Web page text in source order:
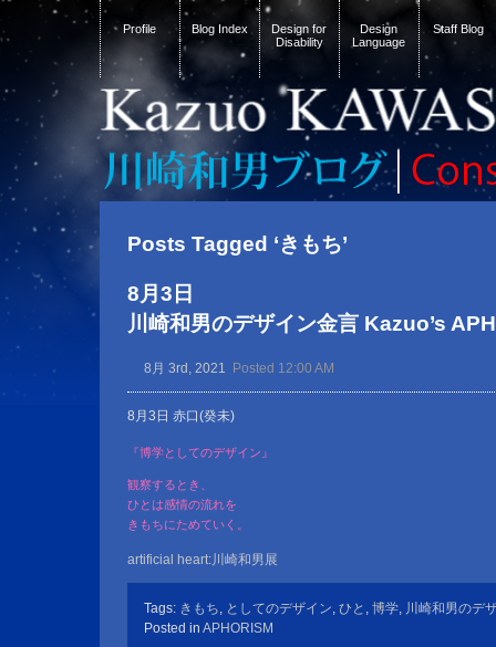
Profile Blog Index
Design for
Disability
Design
Language
Staff Blog
Posts Tagged ‘きもち’
8月3日
川崎和男のデザイン金言 Kazuo’s
8月 3rd, 2021 Posted 12:00 AM
8月3日 赤口(癸未)
『博学としてのデザイン』
観察するとき、
ひとは感情の流れを
きもちにためていく。
artificial heart:川崎和男展
Tags: きもち, としてのデザイン, ひと , 博学, 川崎和男のデ
Posted in APHORISM